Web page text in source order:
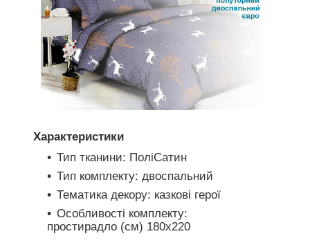
Характеристики
Тип тканини: ПоліСатин
Тип комплекту: двоспальний
Тематика декору: казкові герої
Особливості комплекту:
простирадло (см) 180х220